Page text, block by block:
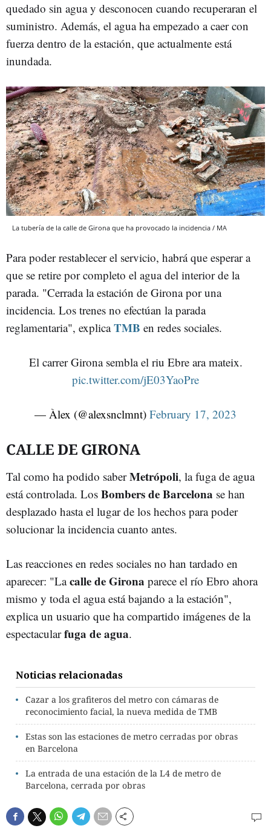
quedado sin agua y desconocen cuando recuperaran el
suministro. Además, el agua ha empezado a caer con
fuerza dentro de la estación, que actualmente está
inundada.
La tubería de la calle de Girona que ha provocado la incidencia / MA
Para poder restablecer el servicio, habrá que esperar a
que se retire por completo el agua del interior de la
parada. "Cerrada la estación de Girona por una
incidencia. Los trenes no efectúan la parada
reglamentaria", explicaTMB en redes sociales.
El carrer Girona sembla el riu Ebre ara mateix.
pic.twitter.com/jE03YaoPre
— Àlex (@alexsnclmnt) February 17, 2023
CALLE DE GIRONA
Tal como ha podido saberMetrópoli, la fuga de agua
está controlada. Los Bombers de Barcelona se han
desplazado hasta el lugar de los hechos para poder
solucionar la incidencia cuanto antes.
Las reacciones en redes sociales no han tardado en
aparecer: "Lacalle de Girona parece el río Ebro ahora
mismo y toda el agua está bajando a la estación",
explica un usuario que ha compartido imágenes de la
espectacularfuga de agua.
Noticias relacionadas
Cazar a los grafiteros del metro con cámaras de
reconocimiento facial, la nueva medida de TMB
Estas son las estaciones de metro cerradas por obras
en Barcelona
La entrada de una estación de la L4 de metro de
Barcelona, cerrada por obras